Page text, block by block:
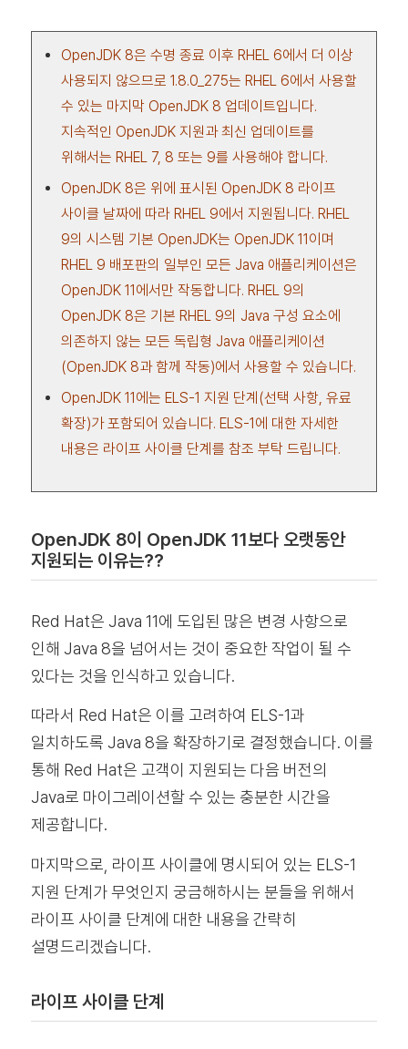
OpenJDK 8은 수명 종료 이후 RHEL 6에서 더 이상
사용되지 않으므로 1.8.0_275는 RHEL 6에서 사용할
수 있는 마지막 OpenJDK 8 업데이트입니다.
지속적인 OpenJDK 지원과 최신 업데이트를
위해서는 RHEL 7, 8 또는 9를 사용해야 합니다.
OpenJDK 8은 위에 표시된 OpenJDK 8 라이프
사이클 날짜에 따라 RHEL 9에서 지원됩니다. RHEL
9의 시스템 기본 OpenJDK는 OpenJDK 11이며
RHEL 9 배포판의 일부인 모든 Java 애플리케이션은
OpenJDK 11에서만 작동합니다. RHEL 9의
OpenJDK 8은 기본 RHEL 9의 Java 구성 요소에
의존하지 않는 모든 독립형 Java 애플리케이션
(OpenJDK 8과 함께 작동)에서 사용할 수 있습니다.
OpenJDK 11에는 ELS-1 지원 단계(선택 사항, 유료
확장)가 포함되어 있습니다. ELS-1에 대한 자세한
내용은 라이프 사이클 단계를 참조 부탁 드립니다.
OpenJDK 8이 OpenJDK 11보다 오랫동안
지원되는 이유는??
Red Hat은 Java 11에 도입된 많은 변경 사항으로
인해 Java 8을 넘어서는 것이 중요한 작업이 될 수
있다는 것을 인식하고 있습니다.
따라서 Red Hat은 이를 고려하여 ELS-1과
일치하도록 Java 8을 확장하기로 결정했습니다. 이를
통해 Red Hat은 고객이 지원되는 다음 버전의
Java로 마이그레이션할 수 있는 충분한 시간을
제공합니다.
마지막으로, 라이프 사이클에 명시되어 있는 ELS-1
지원 단계가 무엇인지 궁금해하시는 분들을 위해서
라이프 사이클 단계에 대한 내용을 간략히
설명드리겠습니다.
라이프 사이클 단계